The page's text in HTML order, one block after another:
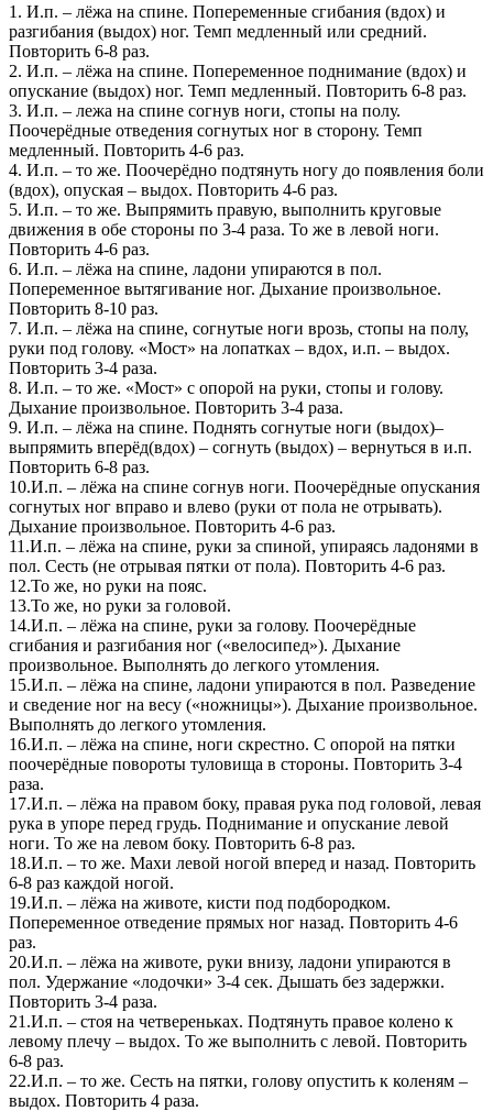
1. И.п. – лёжа на спине. Попеременные сгибания (вдох) и
разгибания (выдох) ног. Темп медленный или средний.
Повторить 6-8 раз.
2. И.п. – лёжа на спине. Попеременное поднимание (вдох) и
опускание (выдох) ног. Темп медленный. Повторить 6-8 раз.
3. И.п. – лежа на спине согнув ноги, стопы на полу.
Поочерёдные отведения согнутых ног в сторону. Темп
медленный. Повторить 4-6 раз.
4. И.п. – то же. Поочерёдно подтянуть ногу до появления боли
(вдох), опуская – выдох. Повторить 4-6 раз.
5. И.п. – то же. Выпрямить правую, выполнить круговые
движения в обе стороны по 3-4 раза. То же в левой ноги.
Повторить 4-6 раз.
6. И.п. – лёжа на спине, ладони упираются в пол.
Попеременное вытягивание ног. Дыхание произвольное.
Повторить 8-10 раз.
7. И.п. – лёжа на спине, согнутые ноги врозь, стопы на полу,
руки под голову. «Мост» на лопатках – вдох, и.п. – выдох.
Повторить 3-4 раза.
8. И.п. – то же. «Мост» с опорой на руки, стопы и голову.
Дыхание произвольное. Повторить 3-4 раза.
9. И.п. – лёжа на спине. Поднять согнутые ноги (выдох)–
выпрямить вперёд(вдох) – согнуть (выдох) – вернуться в и.п.
Повторить 6-8 раз.
10.И.п. – лёжа на спине согнув ноги. Поочерёдные опускания
согнутых ног вправо и влево (руки от пола не отрывать).
Дыхание произвольное. Повторить 4-6 раз.
11.И.п. – лёжа на спине, руки за спиной, упираясь ладонями в
пол. Сесть (не отрывая пятки от пола). Повторить 4-6 раз.
12.То же, но руки на пояс.
13.То же, но руки за головой.
14.И.п. – лёжа на спине, руки за голову. Поочерёдные
сгибания и разгибания ног («велосипед»). Дыхание
произвольное. Выполнять до легкого утомления.
15.И.п. – лёжа на спине, ладони упираются в пол. Разведение
и сведение ног на весу («ножницы»). Дыхание произвольное.
Выполнять до легкого утомления.
16.И.п. – лёжа на спине, ноги скрестно. С опорой на пятки
поочерёдные повороты туловища в стороны. Повторить 3-4
раза.
17.И.п. – лёжа на правом боку, правая рука под головой, левая
рука в упоре перед грудь. Поднимание и опускание левой
ноги. То же на левом боку. Повторить 6-8 раз.
18.И.п. – то же. Махи левой ногой вперед и назад. Повторить
6-8 раз каждой ногой.
19.И.п. – лёжа на животе, кисти под подбородком.
Попеременное отведение прямых ног назад. Повторить 4-6
раз.
20.И.п. – лёжа на животе, руки внизу, ладони упираются в
пол. Удержание «лодочки» 3-4 сек. Дышать без задержки.
Повторить 3-4 раза.
21.И.п. – стоя на четвереньках. Подтянуть правое колено к
левому плечу – выдох. То же выполнить с левой. Повторить
6-8 раз.
22.И.п. – то же. Сесть на пятки, голову опустить к коленям –
выдох. Повторить 4 раза.